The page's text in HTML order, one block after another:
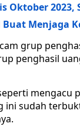
Oktober
Menjaga
grup
penghasil
mengacu
ini sudah